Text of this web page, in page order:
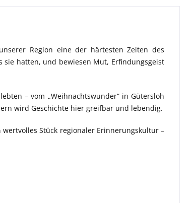
Region eine der härtesten Zeiten des
hatten, und bewiesen Mut, Erfindungsgeist
– vom „Weihnachtswunder“ in Gütersloh
wird Geschichte hier greifbar und lebendig.
Stück regionaler Erinnerungskultur –